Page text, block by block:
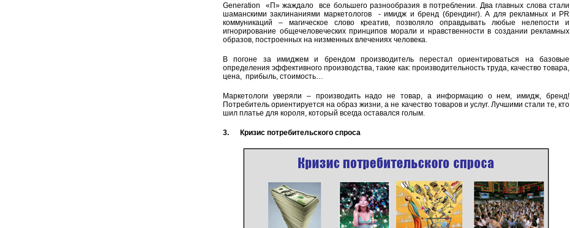
Generation «П» жаждало все большего разнообразия в потреблении. Два главных слова стали
шаманскими заклинаниями маркетологов - имидж и бренд (брендинг). А для рекламных и PR
коммуникаций – магическое слово креатив, позволяло оправдывать любые нелепости и
игнорирование общечеловеческих принципов морали и нравственности в создании рекламных
образов, построенных на низменных влечениях человека.
В погоне за имиджем и брендом производитель перестал ориентироваться на базовые
определения эффективного производства, такие как: производительность труда, качество товара,
цена, прибыль, стоимость…
Маркетологи уверяли – производить надо не товар, а информацию о нем, имидж, бренд!
Потребитель ориентируется на образ жизни, а не качество товаров и услуг. Лучшими стали те, кто
шил платье для короля, который всегда оставался голым.
3. Кризис потребительского спроса